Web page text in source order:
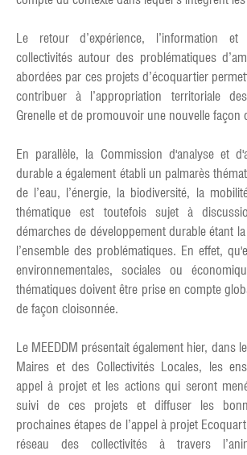
Le retour d’expérience, l’information
collectivités autour des problématiques
abordées par ces projets d’écoquartier
contribuer à l’appropriation territoriale
Grenelle et de promouvoir une nouvelle façon
En parallèle, la Commission d'analyse et
durable a également établi un palmarès
de l’eau, l’énergie, la biodiversité, la
thématique est toutefois sujet à
démarches de développement durable étant
l’ensemble des problématiques. En effet,
environnementales, sociales ou
thématiques doivent être prise en compte
de façon cloisonnée.
Le MEEDDM présentait également hier, dans
Maires et des Collectivités Locales, les
appel à projet et les actions qui seront
suivi de ces projets et diffuser les
prochaines étapes de l’appel à projet
réseau des collectivités à travers